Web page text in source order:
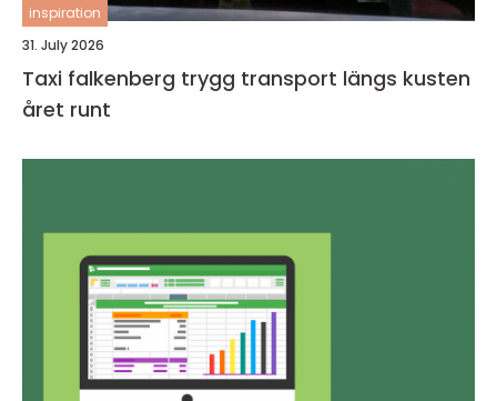
inspiration
31. July 2026
Taxi falkenberg trygg transport längs kusten
året runt